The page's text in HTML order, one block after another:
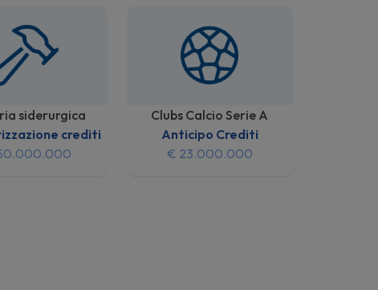
siderurgica
crediti
Clubs Calcio Serie A
Anticipo Crediti
€ 23.000.000